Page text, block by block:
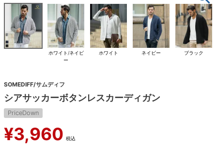
ホワイト/ネイビ
ー
ホワイト ネイビー ブラック
SOMEDIFF/サムディフ
シアサッカーボタンレスカーディガン
PriceDown
¥3,960 税込